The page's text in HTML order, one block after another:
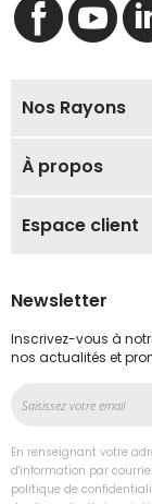
Nos Rayons
À propos
Espace client
Newsletter
Inscrivez-vous à
nos actualités et
notre
lettre
d’information
En renseignant votre
d'information par
politique de